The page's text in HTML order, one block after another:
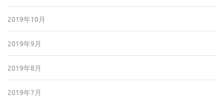
2019年10月
2019年9月
2019年8月
2019年7月